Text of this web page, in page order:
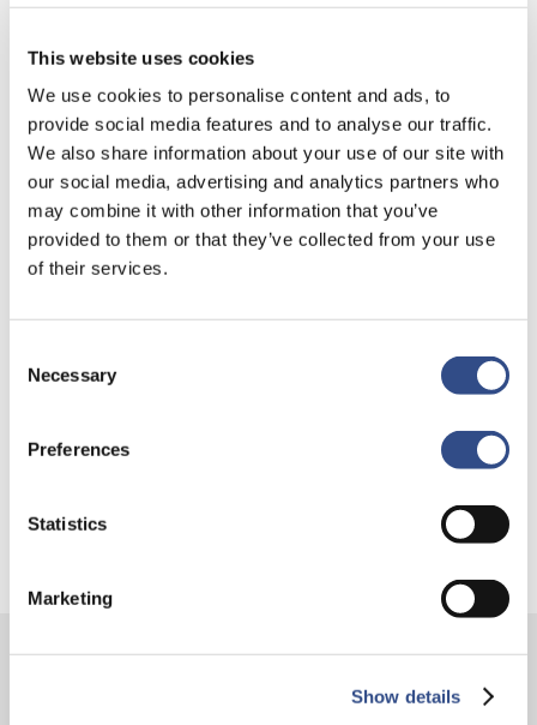
This website uses cookies
We use cookies to personalise content and ads, to
provide social media features and to analyse our traffic.
We also share information about your use of our site with
our social media, advertising and analytics partners who
may combine it with other information that you’ve
provided to them or that they’ve collected from your use
of their services.
Selection
Necessary
Preferences
Statistics
Marketing
Show details
Recente berichten
Trainingsvlucht 4 augustus
Nieuwe AI-primeur voor Maastricht Aachen Airport:
Je kunt je nu aanmelden voor onze Burendag 2026!